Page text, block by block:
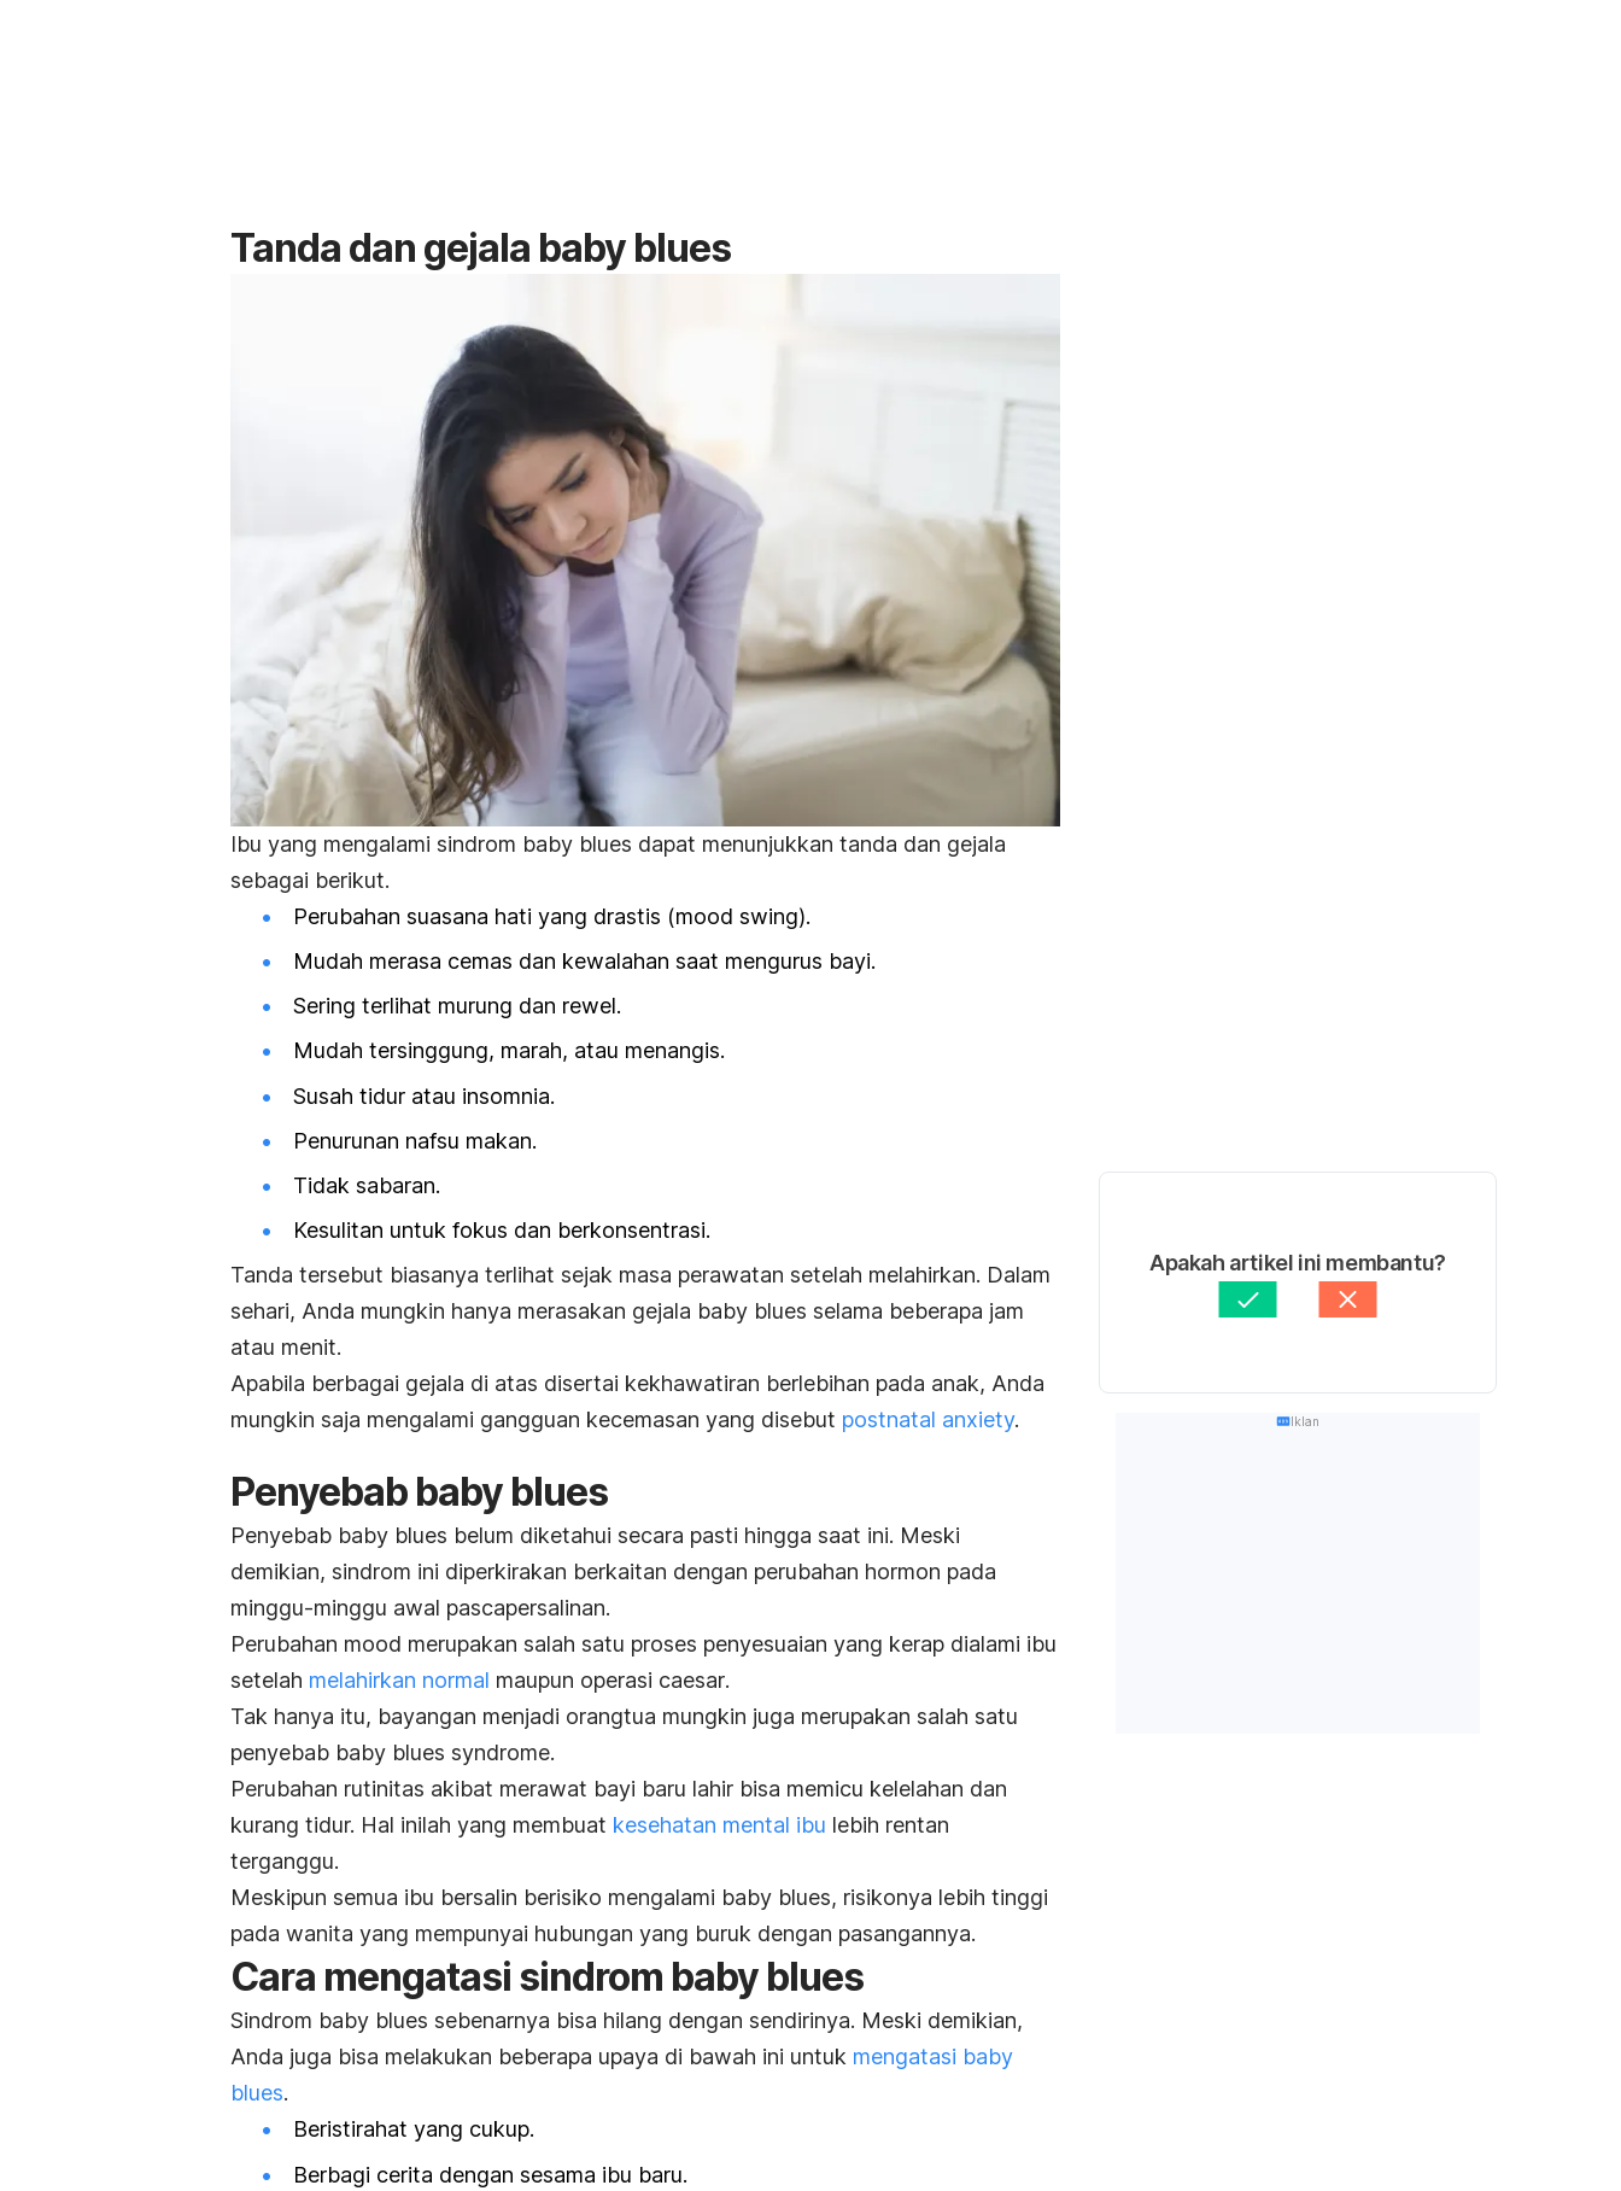
Tanda dan gejala baby blues
Ibu yang mengalami sindrom baby blues dapat menunjukkan tanda dan gejala
sebagai berikut.
Perubahan suasana hati yang drastis (mood swing).
Mudah merasa cemas dan kewalahan saat mengurus bayi.
Sering terlihat murung dan rewel.
Mudah tersinggung, marah, atau menangis.
Susah tidur atau insomnia.
Penurunan nafsu makan.
Tidak sabaran.
Kesulitan untuk fokus dan berkonsentrasi.
Tanda tersebut biasanya terlihat sejak masa perawatan setelah melahirkan. Dalam
sehari, Anda mungkin hanya merasakan gejala baby blues selama beberapa jam
atau menit.
Apabila berbagai gejala di atas disertai kekhawatiran berlebihan pada anak, Anda
mungkin saja mengalami gangguan kecemasan yang disebut postnatal anxiety.
Penyebab baby blues
Penyebab baby blues belum diketahui secara pasti hingga saat ini. Meski
demikian, sindrom ini diperkirakan berkaitan dengan perubahan hormon pada
minggu-minggu awal pascapersalinan.
Perubahan mood merupakan salah satu proses penyesuaian yang kerap dialami ibu
setelah melahirkan normal maupun operasi caesar.
Tak hanya itu, bayangan menjadi orangtua mungkin juga merupakan salah satu
penyebab baby blues syndrome.
Perubahan rutinitas akibat merawat bayi baru lahir bisa memicu kelelahan dan
kurang tidur. Hal inilah yang membuat kesehatan mental ibu lebih rentan
terganggu.
Meskipun semua ibu bersalin berisiko mengalami baby blues, risikonya lebih tinggi
pada wanita yang mempunyai hubungan yang buruk dengan pasangannya.
Cara mengatasi sindrom baby blues
Sindrom baby blues sebenarnya bisa hilang dengan sendirinya. Meski demikian,
Anda juga bisa melakukan beberapa upaya di bawah ini untuk mengatasi baby
blues.
Beristirahat yang cukup.
Berbagi cerita dengan sesama ibu baru.
Apakah artikel ini membantu?
Iklan